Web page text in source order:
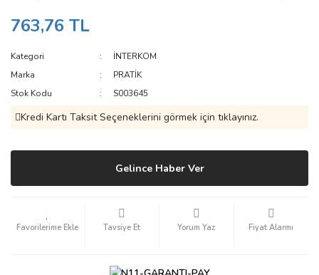
763,76 TL
Kategori
İNTERKOM
Marka
PRATİK
Stok Kodu
S003645
Kredi Kartı Taksit Seçeneklerini görmek için tıklayınız.
Gelince Haber Ver
Tavsiye Et Yorum Yaz Fiyat Alarmı